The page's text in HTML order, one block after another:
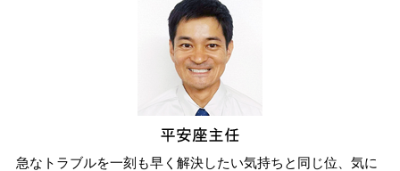
急なトラブルを一刻も早く解決したい気持ちと同じ位、気に